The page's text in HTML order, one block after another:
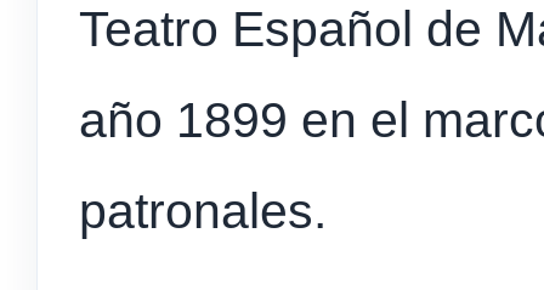
Teatro Español de
año 1899 en el
patronales.